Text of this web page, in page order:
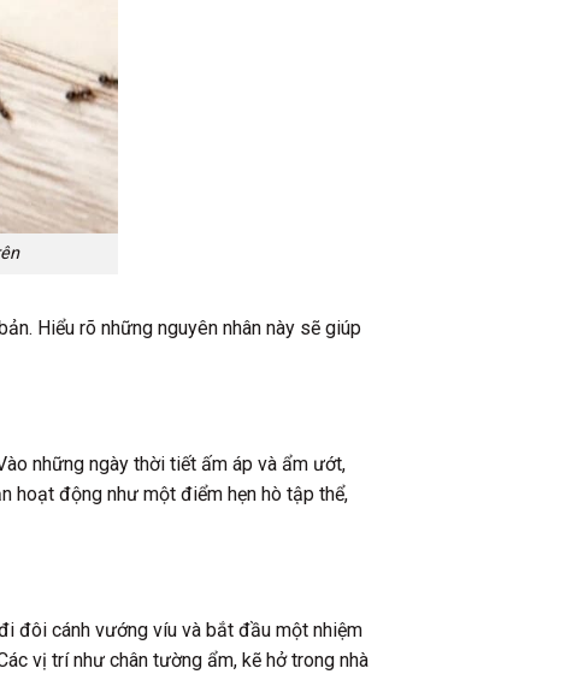
Hiểu rõ những nguyên nhân này sẽ giúp
những ngày thời tiết ấm áp và ẩm ướt,
hoạt động như một điểm hẹn hò tập thể,
đôi cánh vướng víu và bắt đầu một nhiệm
vị trí như chân tường ẩm, kẽ hở trong nhà